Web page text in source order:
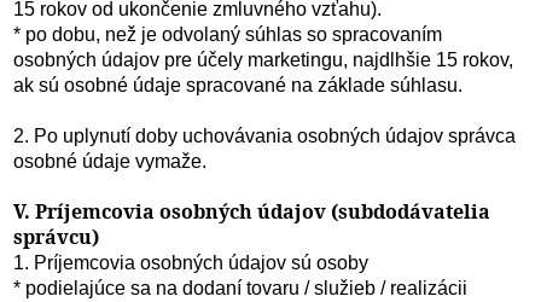
15 rokov od ukončenie zmluvného vzťahu).
* po dobu, než je odvolaný súhlas so spracovaním
osobných údajov pre účely marketingu, najdlhšie 15 rokov,
ak sú osobné údaje spracované na základe súhlasu.
2. Po uplynutí doby uchovávania osobných údajov správca
osobné údaje vymaže.
V. Príjemcovia osobných údajov (subdodávatelia
správcu)
1. Príjemcovia osobných údajov sú osoby
* podielajúce sa na dodaní tovaru / služieb / realizácii